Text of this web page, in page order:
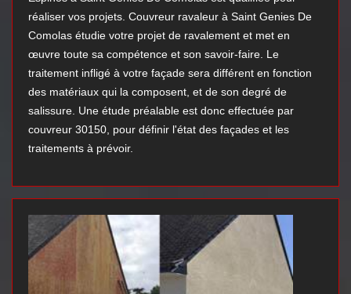
réaliser vos projets. Couvreur ravaleur à Saint Genies De
Comolas étudie votre projet de ravalement et met en
œuvre toute sa compétence et son savoir-faire. Le
traitement infligé à votre façade sera différent en fonction
des matériaux qui la composent, et de son degré de
salissure. Une étude préalable est donc effectuée par
couvreur 30150, pour définir l'état des façades et les
traitements à prévoir.